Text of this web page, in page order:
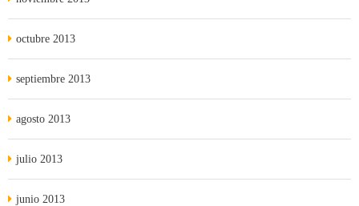
octubre 2013
septiembre 2013
agosto 2013
julio 2013
junio 2013